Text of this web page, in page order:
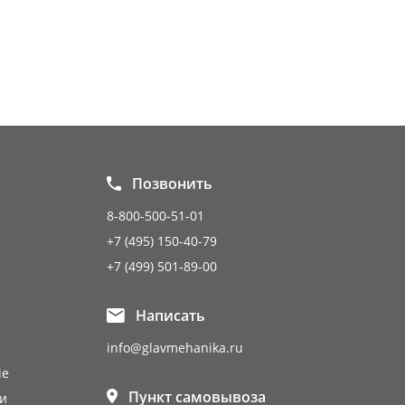
Позвонить
8-800-500-51-01
+7 (495) 150-40-79
+7 (499) 501-89-00
Написать
info@glavmehanika.ru
Пункт самовывоза